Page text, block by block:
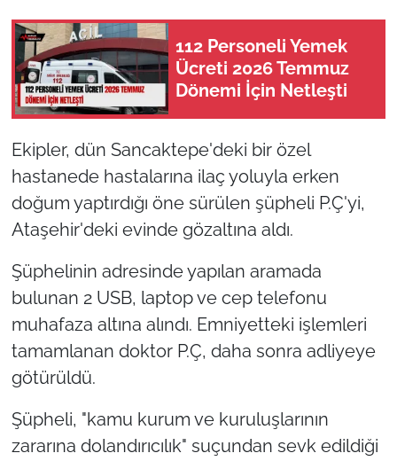
112 Personeli Yemek
Ücreti 2026 Temmuz
Dönemi İçin Netleşti
Ekipler, dün Sancaktepe'deki bir özel
hastanede hastalarına ilaç yoluyla erken
doğum yaptırdığı öne sürülen şüpheli P.Ç'yi,
Ataşehir'deki evinde gözaltına aldı.
Şüphelinin adresinde yapılan aramada
bulunan 2 USB, laptop ve cep telefonu
muhafaza altına alındı. Emniyetteki işlemleri
tamamlanan doktor P.Ç, daha sonra adliyeye
götürüldü.
Şüpheli, "kamu kurum ve kuruluşlarının
zararına dolandırıcılık" suçundan sevk edildiği